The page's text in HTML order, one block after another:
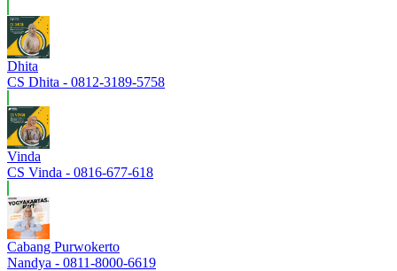
Dhita
CS Dhita - 0812-3189-5758
Vinda
CS Vinda - 0816-677-618
Cabang Purwokerto
Nandya - 0811-8000-6619